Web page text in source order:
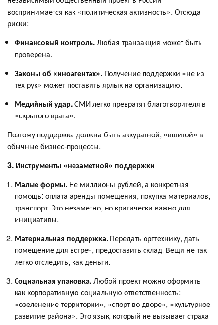
воспринимается как «политическая активность». Отсюда
риски:
Финансовый контроль.Любая транзакция может быть
проверена.
Законы об «иноагентах». Получение поддержки «не из
тех рук» может поставить ярлык на организацию.
Медийный удар.СМИ легко превратят благотворителя в
«скрытого врага».
Поэтому поддержка должна быть аккуратной, «вшитой» в
обычные бизнес-процессы.
3. Инструменты «незаметной» поддержки
Малые формы. Не миллионы рублей, а конкретная
помощь: оплата аренды помещения, покупка материалов,
транспорт. Это незаметно, но критически важно для
инициативы.
Материальная поддержка. Передать оргтехнику, дать
помещение для встреч, предоставить склад. Вещи не так
легко отследить, как деньги.
Социальная упаковка.Любой проект можно оформить
как корпоративную социальную ответственность:
«озеленение территории», «спорт во дворе», «культурное
развитие района». Это язык, который не вызывает страха